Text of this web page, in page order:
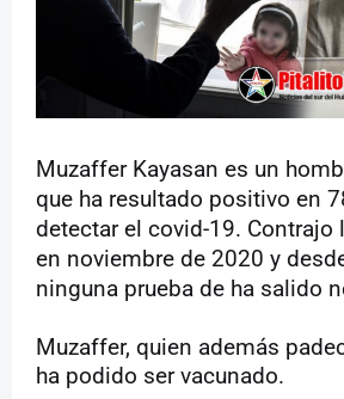
Muzaffer Kayasan es un
que ha resultado positivo en
detectar el covid-19. Contrajo
en noviembre de 2020 y
ninguna prueba de ha salido
Muzaffer, quien además
ha podido ser vacunado.